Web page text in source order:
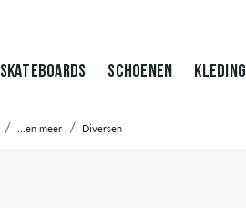
SKATEBOARDS SCHOENEN KLEDING
...en meer Diversen